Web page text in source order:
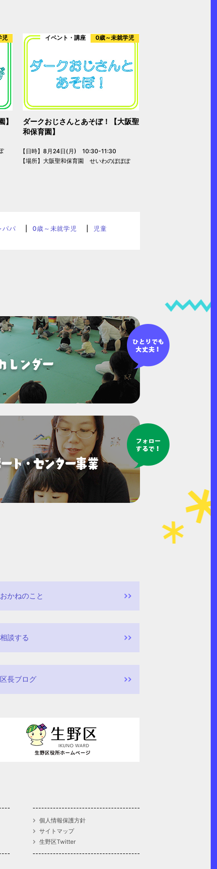
児 イベント・講座 0歳～未就学児
ダークおじさんとあそぼ！【大阪聖
和保育園】
【日時】8月24日(月) 10:30-11:30
【場所】大阪聖和保育園 せいわのぽぽぽ
パパ 0歳～未就学児 児童
おかねのこと
相談する
区長ブログ
個人情報保護方針
サイトマップ
生野区Twitter